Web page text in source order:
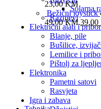
Solarna
Raznjevi
Električni alati i pribor
Blanje, pile
Bušilice,
Lemilice i
Pištolj za
Elektronika
Pametni satovi
Rasvjeta
Igra i zabava
23,00KM
Bežični joystick
49,00 KM.39,00